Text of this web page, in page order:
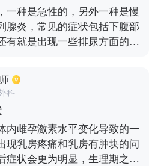
一种是急性的，另外一种是慢
腺炎，常见的症状包括下腹部
有就是出现一些排尿方面的不
患者还有一些较为明显的全身
酸痛、高热等。如果是慢性的
疼痛以及尿路刺激的症状，同
如无法正常勃起、射精时有
前列腺炎还容易导致患者焦
科
内雌孕激素水平变化导致的一
现乳房疼痛和乳房有肿块的问
症状会更为明显，生理期之前